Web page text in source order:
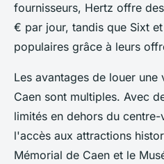
fournisseurs, Hertz offre
€ par jour, tandis que Sixt
populaires grâce à leurs
Les avantages de louer
Caen sont multiples. Avec
limités en dehors du
l'accès aux attractions
Mémorial de Caen et le